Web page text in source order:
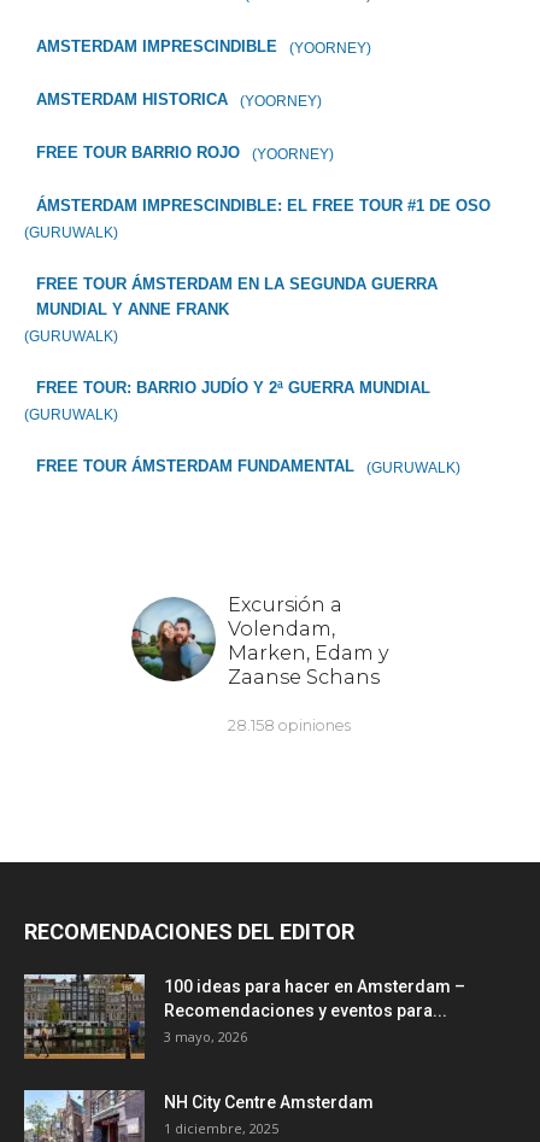
AMSTERDAM IMPRESCINDIBLE (YOORNEY)
AMSTERDAM HISTORICA (YOORNEY)
FREE TOUR BARRIO ROJO (YOORNEY)
ÁMSTERDAM IMPRESCINDIBLE: EL FREE TOUR #1 DE OSO
(GURUWALK)
FREE TOUR ÁMSTERDAM EN LA SEGUNDA GUERRA
MUNDIAL Y ANNE FRANK
(GURUWALK)
FREE TOUR: BARRIO JUDÍO Y 2ª GUERRA MUNDIAL
(GURUWALK)
FREE TOUR ÁMSTERDAM FUNDAMENTAL (GURUWALK)
RECOMENDACIONES DEL EDITOR
100 ideas para hacer en Amsterdam –
Recomendaciones y eventos para...
3 mayo, 2026
NH City Centre Amsterdam
1 diciembre, 2025